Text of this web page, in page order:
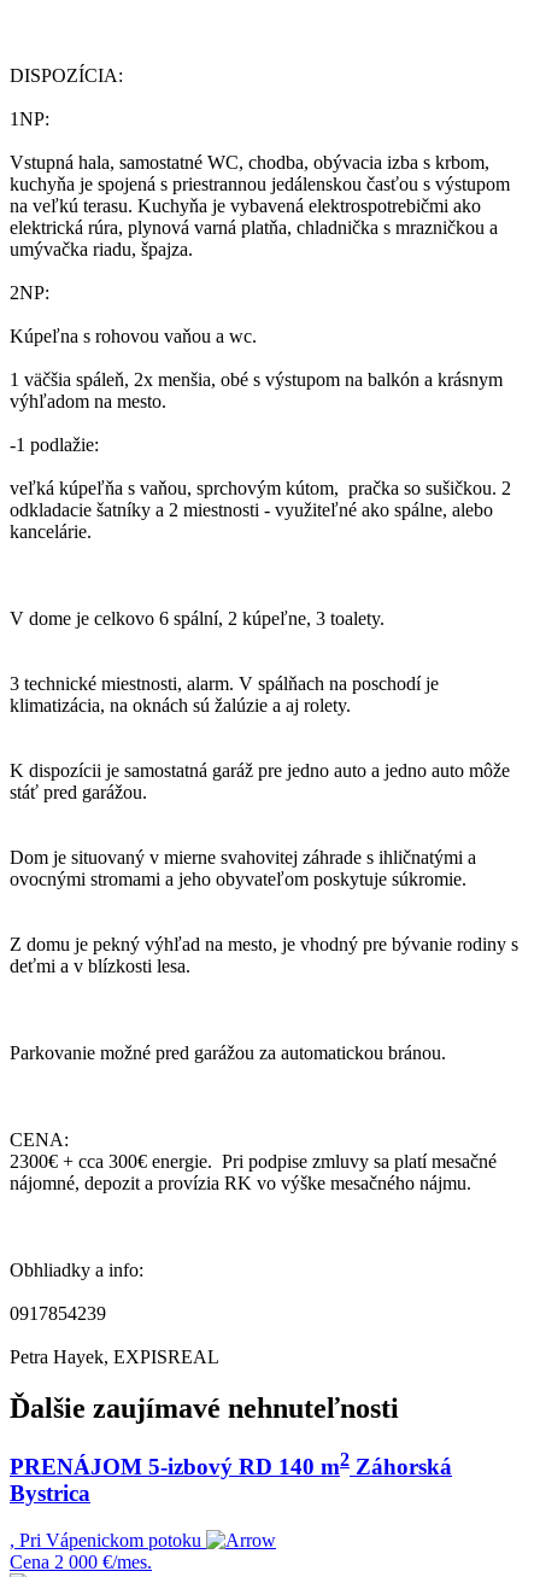
DISPOZÍCIA:
1NP:
Vstupná hala, samostatné WC, chodba, obývacia izba s krbom,
kuchyňa je spojená s priestrannou jedálenskou časťou s výstupom
na veľkú terasu. Kuchyňa je vybavená elektrospotrebičmi ako
elektrická rúra, plynová varná platňa, chladnička s mrazničkou a
umývačka riadu, špajza.
2NP:
Kúpeľna s rohovou vaňou a wc.
1 väčšia spáleň, 2x menšia, obé s výstupom na balkón a krásnym
výhľadom na mesto.
-1 podlažie:
veľká kúpeľňa s vaňou, sprchovým kútom, pračka so sušičkou. 2
odkladacie šatníky a 2 miestnosti - využiteľné ako spálne, alebo
kancelárie.
V dome je celkovo 6 spální, 2 kúpeľne, 3 toalety.
3 technické miestnosti, alarm. V spálňach na poschodí je
klimatizácia, na oknách sú žalúzie a aj rolety.
K dispozícii je samostatná garáž pre jedno auto a jedno auto môže
stáť pred garážou.
Dom je situovaný v mierne svahovitej záhrade s ihličnatými a
ovocnými stromami a jeho obyvateľom poskytuje súkromie.
Z domu je pekný výhľad na mesto, je vhodný pre bývanie rodiny s
deťmi a v blízkosti lesa.
Parkovanie možné pred garážou za automatickou bránou.
CENA:
2300€ + cca 300€ energie. Pri podpise zmluvy sa platí mesačné
nájomné, depozit a provízia RK vo výške mesačného nájmu.
Obhliadky a info:
0917854239
Petra Hayek, EXPISREAL
Ďalšie zaujímavé nehnuteľnosti
PRENÁJOM 5-izbový RD 140 m2 Záhorská
Bystrica
, Pri Vápenickom potoku
Cena 2 000 €/mes.